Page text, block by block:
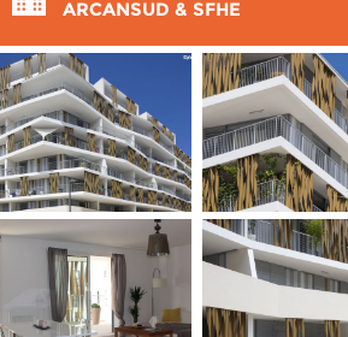
ARCANSUD & SFHE